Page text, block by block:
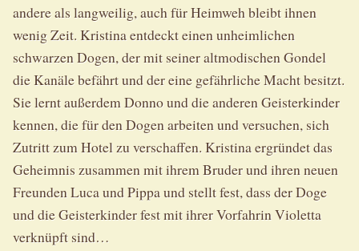
andere als langweilig, auch für Heimweh bleibt ihnen
wenig Zeit. Kristina entdeckt einen unheimlichen
schwarzen Dogen, der mit seiner altmodischen Gondel
die Kanäle befährt und der eine gefährliche Macht besitzt.
Sie lernt außerdem Donno und die anderen Geisterkinder
kennen, die für den Dogen arbeiten und versuchen, sich
Zutritt zum Hotel zu verschaffen. Kristina ergründet das
Geheimnis zusammen mit ihrem Bruder und ihren neuen
Freunden Luca und Pippa und stellt fest, dass der Doge
und die Geisterkinder fest mit ihrer Vorfahrin Violetta
verknüpft sind…